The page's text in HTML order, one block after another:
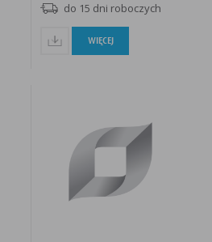
do 15 dni roboczych
WIĘCEJ